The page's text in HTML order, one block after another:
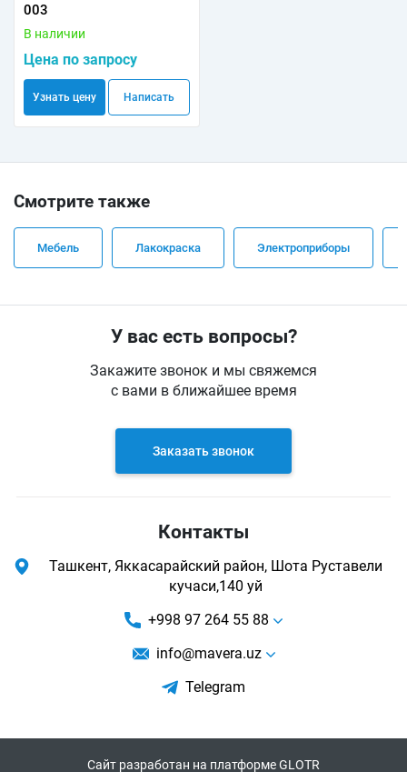
003
В наличии
Цена по запросу
Узнать цену Написать
Смотрите также
Мебель Лакокраска Электроприборы
У вас есть вопросы?
Закажите звонок и мы свяжемся
с вами в ближайшее время
Заказать звонок
Контакты
Ташкент, Яккасарайский район, Шота Руставели
кучаси,140 уй
+998 97 264 55 88
info@mavera.uz
Telegram
Сайт разработан на платформе GLOTR